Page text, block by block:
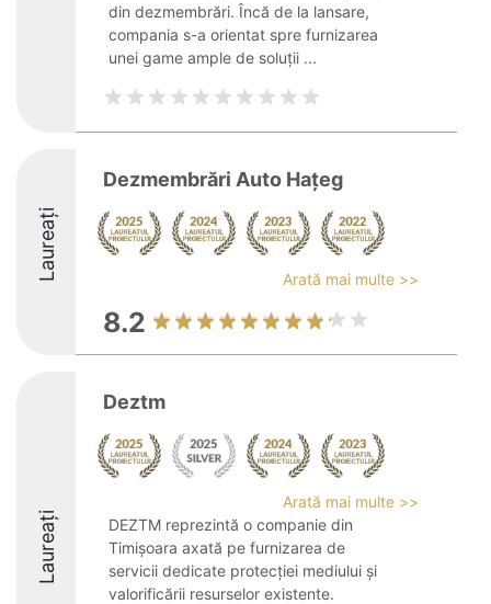
din dezmembrări. Încă de la lansare,
compania s-a orientat spre furnizarea
unei game ample de soluții ...
Laureați
Dezmembrări Auto Hațeg
Arată mai multe >>
8.2
Laureați
Deztm
Arată mai multe >>
DEZTM reprezintă o companie din
Timișoara axată pe furnizarea de
servicii dedicate protecției mediului și
valorificării resurselor existente.